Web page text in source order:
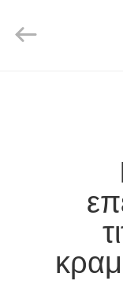
ΓΎΡΟΣ
Rights
Reserved.